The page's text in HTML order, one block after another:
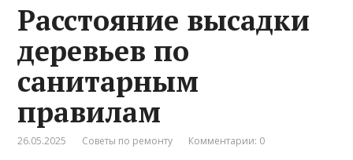
Расстояние высадки
деревьев по
санитарным
правилам
26.05.2025 Советы по ремонту Комментарии: 0